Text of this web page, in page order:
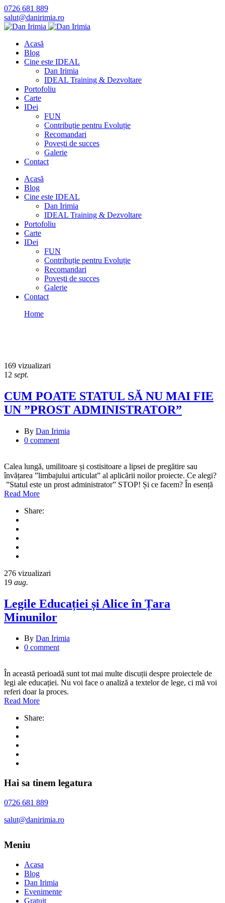
0726 681 889
salut@danirimia.ro
Acasă
Blog
Cine este IDEAL
Dan Irimia
IDEAL Training & Dezvoltare
Portofoliu
Carte
IDei
FUN
Contribuție pentru Evoluție
Recomandari
Povești de succes
Galerie
Contact
Acasă
Blog
Cine este IDEAL
Dan Irimia
IDEAL Training & Dezvoltare
Portofoliu
Carte
IDei
FUN
Contribuție pentru Evoluție
Recomandari
Povești de succes
Galerie
Contact
Home
169 vizualizari
12 sept.
CUM POATE STATUL SĂ NU MAI FIE
UN ”PROST ADMINISTRATOR”
By Dan Irimia
0 comment
Calea lungă, umilitoare și costisitoare a lipsei de pregătire sau
învățarea ”limbajului articulat” al aplicării noilor proiecte. Ce alegi?
”Statul este un prost administrator” STOP! Și ce facem? În esență
Read More
Share:
276 vizualizari
19 aug.
Legile Educației și Alice în Țara
Minunilor
By Dan Irimia
0 comment
În această perioadă sunt tot mai multe discuții despre proiectele de
legi ale educației. Nu voi face o analiză a textelor de lege, ci mă voi
referi doar la proces.
Read More
Share:
Hai sa tinem legatura
0726 681 889
salut@danirimia.ro
Meniu
Acasa
Blog
Dan Irimia
Evenimente
Gratuit